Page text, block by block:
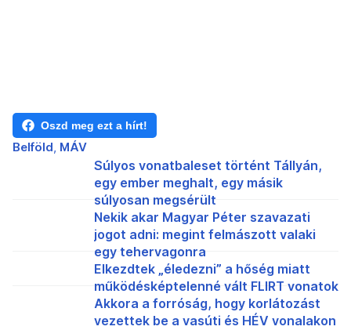
Oszd meg ezt a hírt!
Belföld MÁV
Súlyos vonatbaleset történt Tállyán,
egy ember meghalt, egy másik
súlyosan megsérült
Nekik akar Magyar Péter szavazati
jogot adni: megint felmászott valaki
egy tehervagonra
Elkezdtek „éledezni” a hőség miatt
működésképtelenné vált FLIRT vonatok
Akkora a forróság, hogy korlátozást
vezettek be a vasúti és HÉV vonalakon